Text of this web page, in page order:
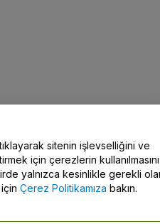
Ulaşın
sitenin işlevselliğini ve
için çerezlerin kullanılmasını
yalnızca kesinlikle gerekli
Çerez Politikamıza bakın.